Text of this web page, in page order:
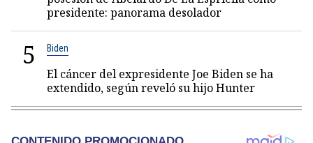
presidente: panorama desolador
5 Biden
El cáncer del expresidente Joe Biden se ha
extendido, según reveló su hijo Hunter